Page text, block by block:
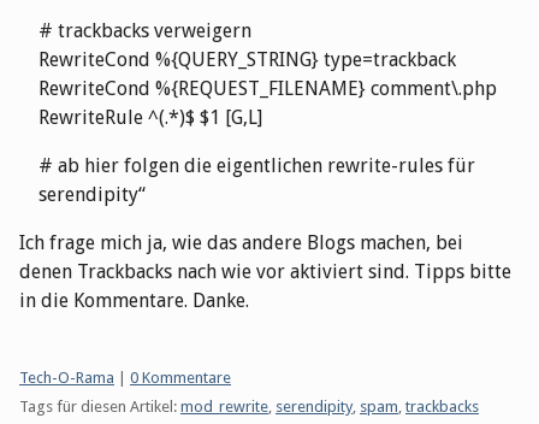
# trackbacks verweigern
RewriteCond %{QUERY_STRING} type=trackback
RewriteCond %{REQUEST_FILENAME} comment\.php
RewriteRule ^(.*)$ $1 [G,L]
# ab hier folgen die eigentlichen rewrite-rules für
serendipity
Ich frage mich ja, wie das andere Blogs machen, bei
denen Trackbacks nach wie vor aktiviert sind. Tipps bitte
in die Kommentare. Danke.
Kategorien:
Tech-O-Rama
0 Kommentare
Tags für diesen Artikel: mod_rewrite, serendipity, spam, trackbacks